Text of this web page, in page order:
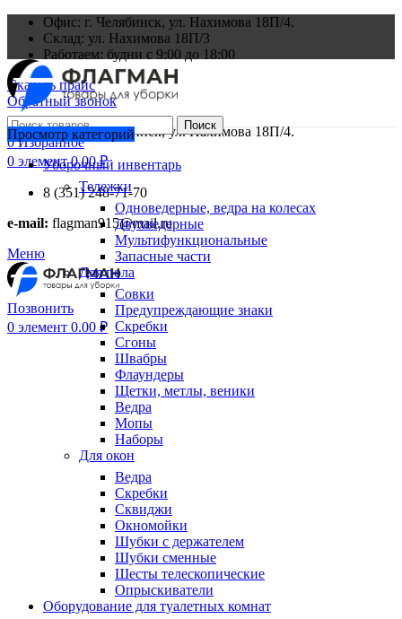
Офис: г. Челябинск, ул. Нахимова 18П/4.
Склад: ул. Нахимова 18П/3
Работаем: будни с 9:00 до 18:00
Скачать прайс
Обратный звонок
Офис: г. Челябинск, ул. Нахимова 18П/4.
Поиск
0Избранное
0 элемент 0.00₽
8 (351) 248-71-70
e-mail: flagman915@mail.ru
Меню
Позвонить
0 элемент 0.00 ₽
Просмотр категорий
Уборочный инвентарь
Тележки
Одноведерные, ведра на колесах
Двухведерные
Мультифункциональные
Запасные части
Для пола
Совки
Предупреждающие знаки
Скребки
Сгоны
Швабры
Флаундеры
Щетки, метлы, веники
Ведра
Мопы
Наборы
Для окон
Ведра
Скребки
Сквиджи
Окномойки
Шубки с держателем
Шубки сменные
Шесты телескопические
Опрыскиватели
Оборудование для туалетных комнат